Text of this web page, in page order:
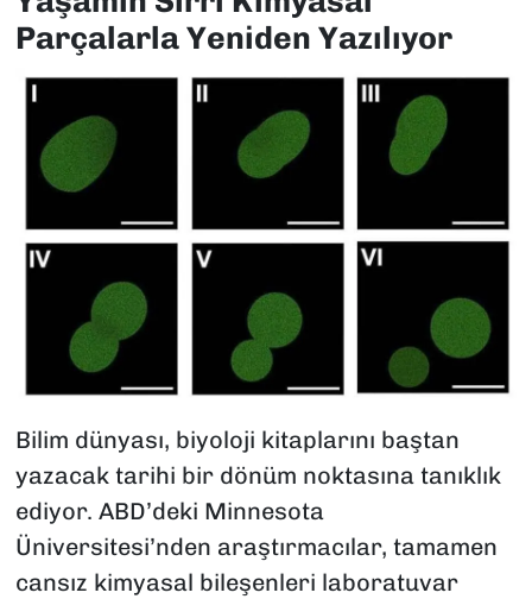
Parçalarla Yeniden Yazılıyor
Bilim dünyası, biyoloji kitaplarını baştan
yazacak tarihi bir dönüm noktasına tanıklık
ediyor. ABD’deki Minnesota
Üniversitesi’nden araştırmacılar, tamamen
cansız kimyasal bileşenleri laboratuvar